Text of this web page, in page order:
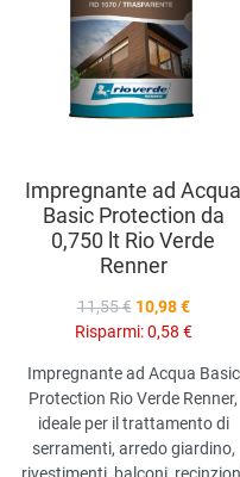
Impregnante ad Acqua
Basic Protection da
0,750 lt Rio Verde
Renner
11,55 € 10,98 €
Risparmi:0,58 €
Impregnante ad Acqua Basic
Protection Rio Verde Renner,
ideale per il trattamento di
serramenti, arredo giardino,